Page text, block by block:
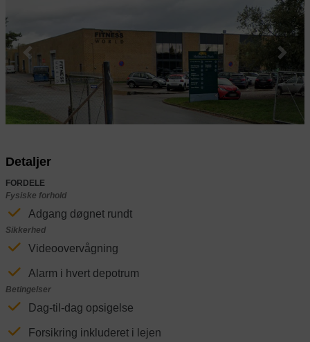
Previous Next
Detaljer
FORDELE
Fysiske forhold
Adgang døgnet rundt
Sikkerhed
Videoovervågning
Alarm i hvert depotrum
Betingelser
Dag-til-dag opsigelse
Forsikring inkluderet i lejen